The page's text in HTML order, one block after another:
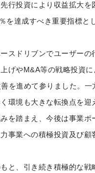
行投資により収益拡大
を達成すべき重要指標と
ドリブンでユーザーの
げやM&A等の戦略投資
を進めて参りました。
環境も大きな転換点を迎
を踏まえ、今後は事業
事業への積極投資及び
、引き続き積極的な戦